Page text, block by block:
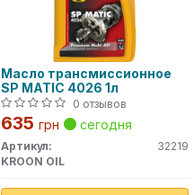
Масло трансмиссионное
SP MATIC 4026 1л
0 отзывов
635 грн сегодня
Артикул:
32219
KROON OIL